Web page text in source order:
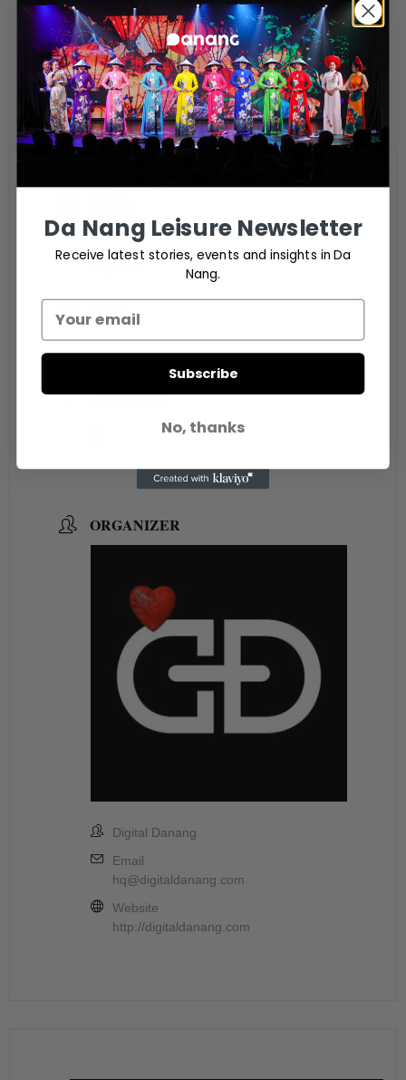
Aug 22 2023
TIME
LOCATION
ORGANIZER
Digital Danang
Email
hq@digitaldanang.com
Website
http://digitaldanang.com
Da Nang Leisure Newsletter
Receive latest stories, events and insights in Da
Nang.
Subscribe
No, thanks